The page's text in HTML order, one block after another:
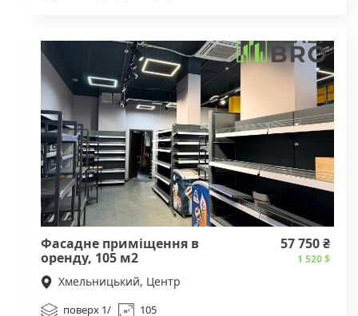
складського бізнесу. Склад чудово підійде для
зберігання товарів, дистрибуції, інтернет-магазину
або іншої комерційної діяльності. Телефонуйте для
отримання додаткової інформації та організації
перегляду
Фасадне приміщення в
оренду, 105 м2
57 750 ₴
1 520 $
Хмельницький, Центр
поверх 1/ 105